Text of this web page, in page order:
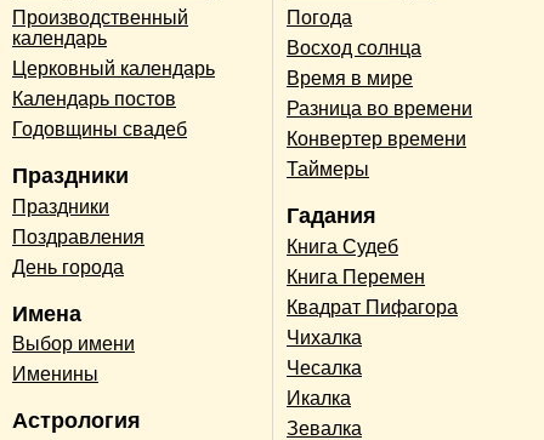
Производственный
календарь
Церковный календарь
Календарь постов
Годовщины свадеб
Праздники
Праздники
Поздравления
День города
Имена
Выбор имени
Именины
Астрология
Погода
Восход солнца
Время в мире
Разница во времени
Конвертер времени
Таймеры
Гадания
Книга Судеб
Книга Перемен
Квадрат Пифагора
Чихалка
Чесалка
Икалка
Зевалка